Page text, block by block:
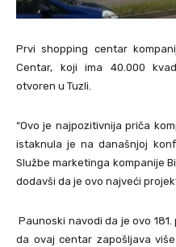
Prvi shopping centar
Centar, koji ima 40.000
otvoren u Tuzli.
“Ovo je najpozitivnija priča
istaknula je na današnjoj
Službe marketinga kompanije
dodavši da je ovo najveći
Paunoski navodi da je ovo
da ovaj centar zapošljava